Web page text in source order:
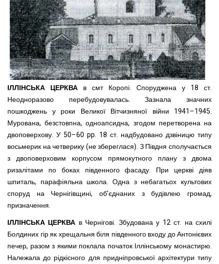
ІЛЛІНСЬКА ЦЕРКВА в смт Коропі. Споруджена у 18 ст.
Неодноразово перебудовувалась. Зазнала значних
пошкоджень у роки Великої Вітчизняної війни 1941–1945.
Мурована, безстовпна, одноапсидна, згодом перетворена на
двоповерхову. У 50–60 pp. 18 ст. надбудовано дзвіницю типу
восьмерик на четверику (не збереглася). З Півдня сполучається
з двоповерховим корпусом прямокутного плану з двома
ризалітами по боках південного фасаду. При церкві діяв
шпиталь, парафіяльна школа. Одна з небагатьох культових
споруд на Чернігівщині, об’єднаних з будівлею громад,
призначення.
ІЛЛІНСЬКА ЦЕРКВА в Чернігові. Збудована у 12 ст. на схилі
Болдиних гір як хрещальня біля південного входу до Антонієвих
печер, разом з якими поклала початок Іллінському монастирю.
Належала до рідкісного для придніпровської архітектури типу